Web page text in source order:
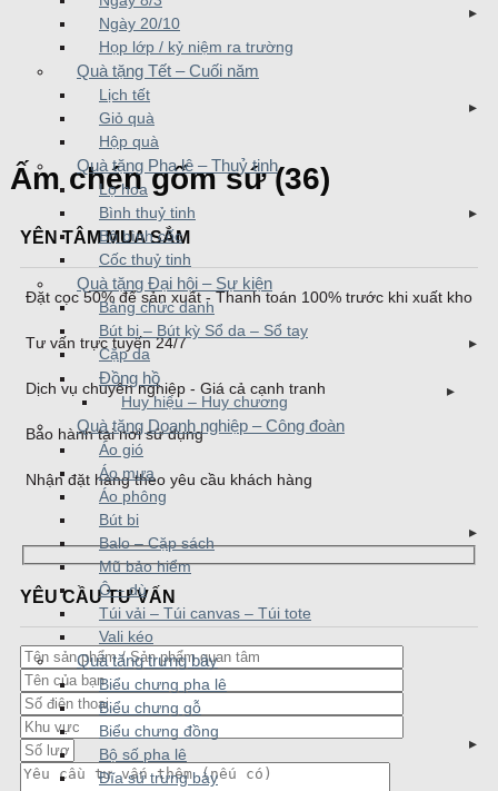
Ngày 20/10
Họp lớp / kỷ niệm ra trường
Quà tặng Tết – Cuối năm
Lịch tết
Giỏ quà
Hộp quà
Quà tặng Pha lê – Thuỷ tinh
Lọ hoa
Bình thuỷ tinh
Bộ bình cốc
Cốc thuỷ tinh
Quà tặng Đại hội – Sự kiện
Bảng chức danh
Bút bi – Bút kỳ Sổ da – Sổ tay
Cặp da
Đồng hồ
Huy hiệu – Huy chương
Quà tặng Doanh nghiệp – Công đoàn
Áo gió
Áo mưa
Áo phông
Bút bi
Balo – Cặp sách
Mũ bảo hiểm
Ô – dù
Túi vải – Túi canvas – Túi tote
Vali kéo
Quà tặng trưng bày
Biểu chưng pha lê
Biểu chưng gỗ
Biểu chưng đồng
Bộ số pha lê
Đĩa sứ trưng bày
Ấm chén gốm sứ (36)
YÊN TÂM MUA SẮM
Đặt cọc 50% để sản xuất - Thanh toán 100% trước khi xuất kho
Tư vấn trực tuyến 24/7
Dịch vụ chuyên nghiệp - Giá cả cạnh tranh
Bảo hành tại nơi sử dụng
Nhận đặt hàng theo yêu cầu khách hàng
YÊU CẦU TƯ VẤN